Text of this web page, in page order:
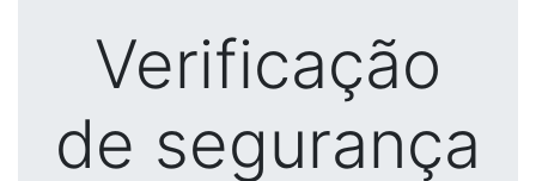
Verificação
de segurança